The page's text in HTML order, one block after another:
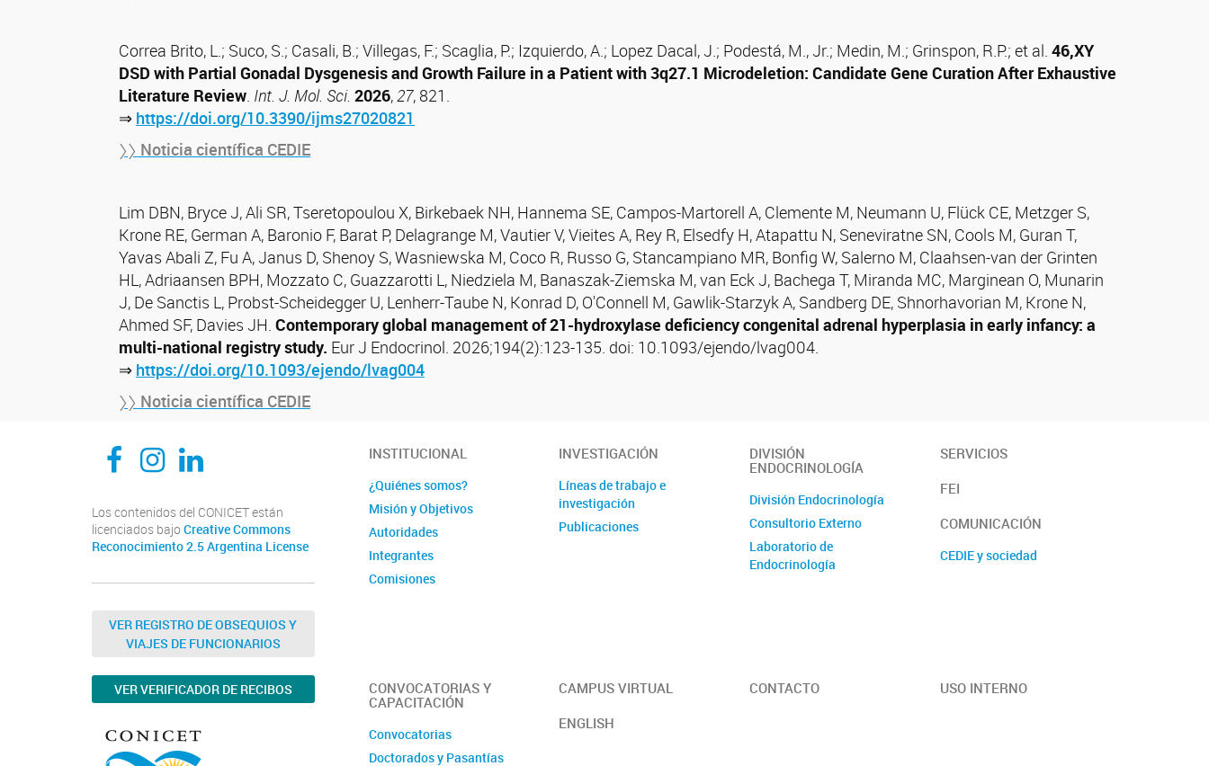
Correa Brito, L.; Suco, S.; Casali, B.; Villegas, F.; Scaglia, P.; Izquierdo, A.; Lopez Dacal, J.; Podestá, M., Jr.; Medin, M.; Grinspon, R.P.; et al. 46,XY
DSD with Partial Gonadal Dysgenesis and Growth Failure in a Patient with 3q27.1 Microdeletion: Candidate Gene Curation After Exhaustive
Literature Review Int. J. Mol. Sci. 2026, 27, 821.
⇒ https://doi.org/10.3390/ijms27020821
〉〉 Noticia científica CEDIE
Lim DBN, Bryce J, Ali SR, Tseretopoulou X, Birkebaek NH, Hannema SE, Campos-Martorell A, Clemente M, Neumann U, Flück CE, Metzger S,
Krone RE, German A, Baronio F, Barat P, Delagrange M, Vautier V, Vieites A, Rey R, Elsedfy H, Atapattu N, Seneviratne SN, Cools M, Guran T,
Yavas Abali Z, Fu A, Janus D, Shenoy S, Wasniewska M, Coco R, Russo G, Stancampiano MR, Bonfig W, Salerno M, Claahsen-van der Grinten
HL, Adriaansen BPH, Mozzato C, Guazzarotti L, Niedziela M, Banaszak-Ziemska M, van Eck J, Bachega T, Miranda MC, Marginean O, Munarin
J, De Sanctis L, Probst-Scheidegger U, Lenherr-Taube N, Konrad D, O'Connell M, Gawlik-Starzyk A, Sandberg DE, Shnorhavorian M, Krone N,
Ahmed SF, Davies JH. Contemporary global management of 21-hydroxylase deficiency congenital adrenal hyperplasia in early infancy: a
multi-national registry study. Eur J Endocrinol. 2026;194(2):123-135. doi: 10.1093/ejendo/lvag004.
⇒ https://doi.org/10.1093/ejendo/lvag004
〉〉 Noticia científica CEDIE
CEDIE, Centro de Investigaciones Endocrinológicas Dr. César Bergadá
CEDIE, Centro de Investigaciones Endocrinológicas Dr. César Bergadá
CEDIE, Centro de Investigaciones Endocrinológicas Dr. César Bergadá
Los contenidos del CONICET están
licenciados bajo Creative Commons
Reconocimiento 2.5 Argentina License
VER REGISTRO DE OBSEQUIOS Y
VIAJES DE FUNCIONARIOS
VER VERIFICADOR DE RECIBOS
INSTITUCIONAL
¿Quiénes somos?
Misión y Objetivos
Autoridades
Integrantes
Comisiones
INVESTIGACIÓN
Líneas de trabajo e
investigación
Publicaciones
DIVISIÓN
ENDOCRINOLOGÍA
División Endocrinología
Consultorio Externo
Laboratorio de
Endocrinología
SERVICIOS
FEI
COMUNICACIÓN
CEDIE y sociedad
CONVOCATORIAS Y
CAPACITACIÓN
Convocatorias
Doctorados y Pasantías
CAMPUS VIRTUAL CONTACTO
USO INTERNO
ENGLISH